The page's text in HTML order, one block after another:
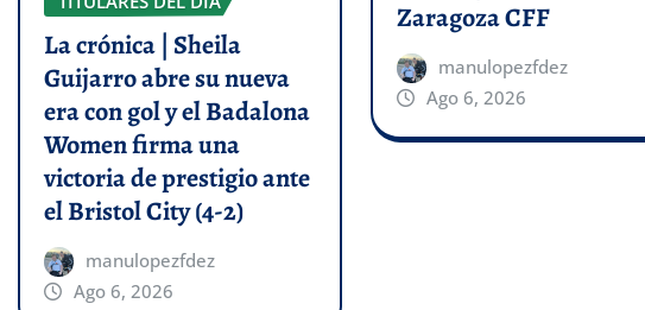
La crónica | Sheila
Guijarro abre su nueva
era con gol y el Badalona
Women firma una
victoria de prestigio ante
el Bristol City (4-2)
manulopezfdez
Ago 6, 2026
Zaragoza CFF
manulopezfdez
Ago 6, 2026